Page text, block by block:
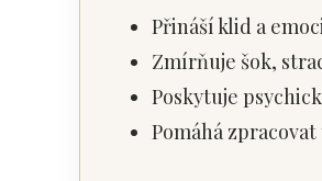
Přináší klid a
Zmírňuje šok,
Poskytuje
Pomáhá